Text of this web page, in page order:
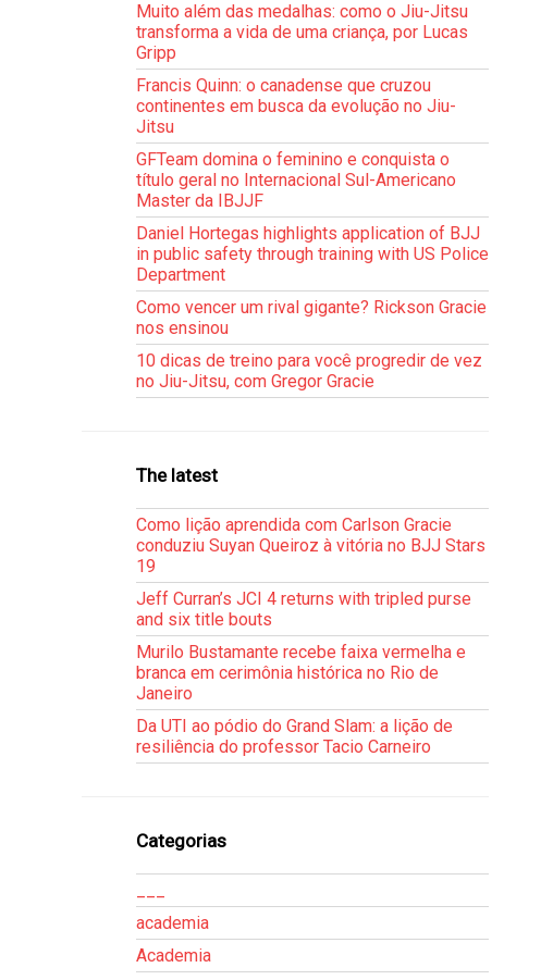
Muito além das medalhas: como o Jiu-Jitsu
transforma a vida de uma criança, por Lucas
Gripp
Francis Quinn: o canadense que cruzou
continentes em busca da evolução no Jiu-
Jitsu
GFTeam domina o feminino e conquista o
título geral no Internacional Sul-Americano
Master da IBJJF
Daniel Hortegas highlights application of BJJ
in public safety through training with US Police
Department
Como vencer um rival gigante? Rickson Gracie
nos ensinou
10 dicas de treino para você progredir de vez
no Jiu-Jitsu, com Gregor Gracie
The latest
Como lição aprendida com Carlson Gracie
conduziu Suyan Queiroz à vitória no BJJ Stars
19
Jeff Curran’s JCI 4 returns with tripled purse
and six title bouts
Murilo Bustamante recebe faixa vermelha e
branca em cerimônia histórica no Rio de
Janeiro
Da UTI ao pódio do Grand Slam: a lição de
resiliência do professor Tacio Carneiro
Categorias
academia
Academia